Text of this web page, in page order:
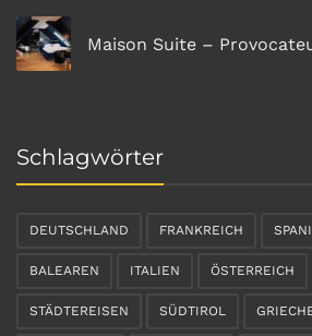
Maison Suite –
Schlagwörter
DEUTSCHLAND FRANKREICH
BALEAREN ITALIEN ÖSTERREICH
STÄDTEREISEN SÜDTIROL